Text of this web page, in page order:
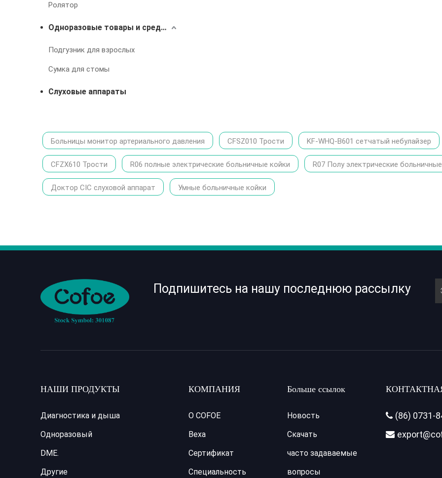
Ролятор
Одноразовые товары и средства для лечения недержания
Подгузник для взрослых
Сумка для стомы
Слуховые аппараты
Больницы монитор артериального давления CFSZ010 Трости KF-WHQ-B601 сетчатый небулайзер
CFZX610 Трости R06 полные электрические больничные койки R07 Полу электрические
Доктор CIC слуховой аппарат Умные больничные койки
Подпишитесь на нашу последнюю рассылку
НАШИ ПРОДУКТЫ
Диагностика и дыша
Одноразовый
DME.
Другие
КОМПАНИЯ
О COFOE
Веха
Сертификат
Специальность
Больше ссылок
Новость
Скачать
часто задаваемые
вопросы
 (86) 0731-
